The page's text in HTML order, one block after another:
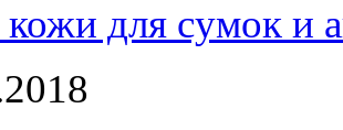
для сумок и